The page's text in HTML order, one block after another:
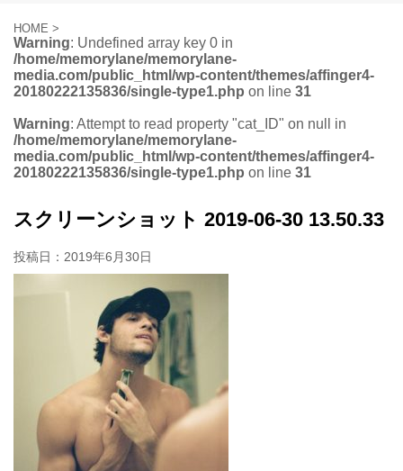
HOME >
Warning: Undefined array key 0 in
/home/memorylane/memorylane-
media.com/public_html/wp-content/themes/affinger4-
20180222135836/single-type1.php on line 31
Warning: Attempt to read property "cat_ID" on null in
/home/memorylane/memorylane-
media.com/public_html/wp-content/themes/affinger4-
20180222135836/single-type1.php on line 31
スクリーンショット 2019-06-30 13.50.33
投稿日： 2019年6月30日